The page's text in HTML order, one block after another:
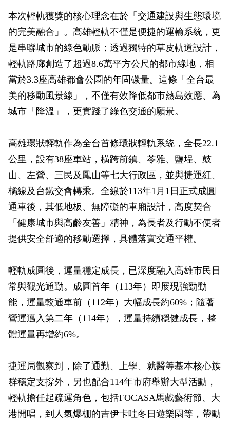
小港林園線
打詐儀錶板
雙語詞彙
輕軌與傳統火車
輕軌與公車捷運
無架空線
服務電話
本次輕軌獲獎的核心理念在於「交通建設與生態環境
的完美融合」。高雄輕軌不僅是便捷的運輸系統，更
是串聯城市的綠色動脈；透過獨特的草皮軌道設計，
輕軌路廊創造了超過8.6萬平方公尺的都市綠地，相
當於3.3座高雄都會公園的年固碳量。這條「全台最
美的移動風景線」，不僅有效降低都市熱島效應、為
城市「降溫」，更實踐了綠色交通的願景。
高雄環狀輕軌作為全台首條環狀輕軌系統，全長22.1
公里，設有38座車站，橫跨前鎮、苓雅、鹽埕、鼓
山、左營、三民及鳳山等七大行政區，並與捷運紅、
橘線及台鐵交會轉乘。全線於113年1月1日正式成圓
通車後，其低地板、無障礙的車廂設計，高度契合
「健康城市與高齡友善」精神，為長者及行動不便者
提供安全舒適的移動選擇，具體落實交通平權。
輕軌成圓後，運量穩定成長，已深度融入高雄市民日
常與觀光通勤。成圓首年（113年）即展現強勁動
能，運量較通車前（112年）大幅成長約60%；隨著
營運邁入第二年（114年），運量持續穩健成長，整
體運量再增約6%。
捷運局觀察到，除了通勤、上學、就醫等基本核心族
群穩定支撐外，另也配合114年市府舉辦大型活動，
輕軌擔任起疏運角色，包括FOCASA馬戲藝術節、大
港開唱，到人氣爆棚的吉伊卡哇冬日遊樂園等，帶動